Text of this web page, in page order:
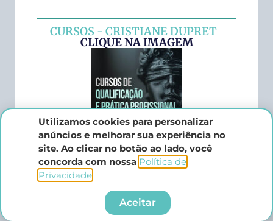
CURSOS - CRISTIANE DUPRET
CLIQUE NA IMAGEM
LIVROS - CRISTIANE DUPRET
CLIQUE NA IMAGEM
Utilizamos cookies para personalizar
anúncios e melhorar sua experiência no
site. Ao clicar no botão ao lado, você
concorda com nossa Política de
Privacidade.​
Aceitar